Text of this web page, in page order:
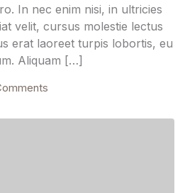
In nec enim nisi, in ultricies
velit, cursus molestie lectus
erat laoreet turpis lobortis, eu
Aliquam […]